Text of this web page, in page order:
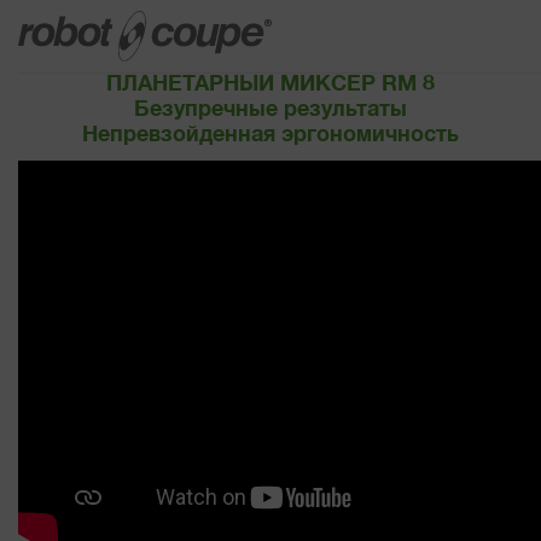
ПЛАНЕТАРНЫЙ МИКСЕР RM 8
Безупречные результаты
Непревзойденная эргономичность
Доступ к Руководству по выбору